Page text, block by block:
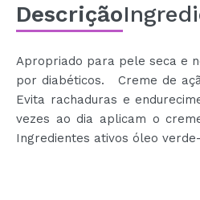
EM BREVE
Descrição
Apropriado para pele seca e
por diabéticos. Creme de
Evita rachaduras e
vezes ao dia aplicam o
Ingredientes ativos óleo